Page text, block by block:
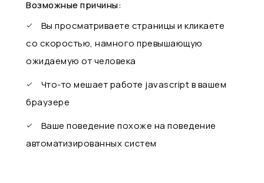
Возможные причины:
Вы просматриваете страницы и кликаете
со скоростью, намного превышающую
ожидаемую от человека
Что-то мешает работе javascript в вашем
браузере
Ваше поведение похоже на поведение
автоматизированных систем